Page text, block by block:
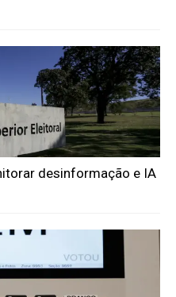
desinformação e IA